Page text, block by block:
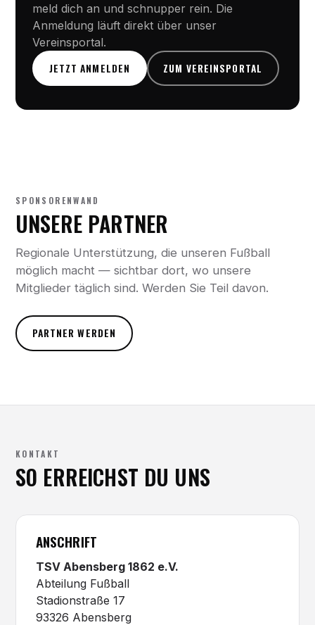
meld dich an und schnupper rein. Die
Anmeldung läuft direkt über unser
Vereinsportal.
JETZT ANMELDEN
ZUM VEREINSPORTAL
SPONSORENWAND
UNSERE PARTNER
Regionale Unterstützung, die unseren Fußball
möglich macht — sichtbar dort, wo unsere
Mitglieder täglich sind. Werden Sie Teil davon.
PARTNER WERDEN
KONTAKT
SO ERREICHST DU UNS
ANSCHRIFT
TSV Abensberg 1862 e.V.
Abteilung Fußball
Stadionstraße 17
93326 Abensberg